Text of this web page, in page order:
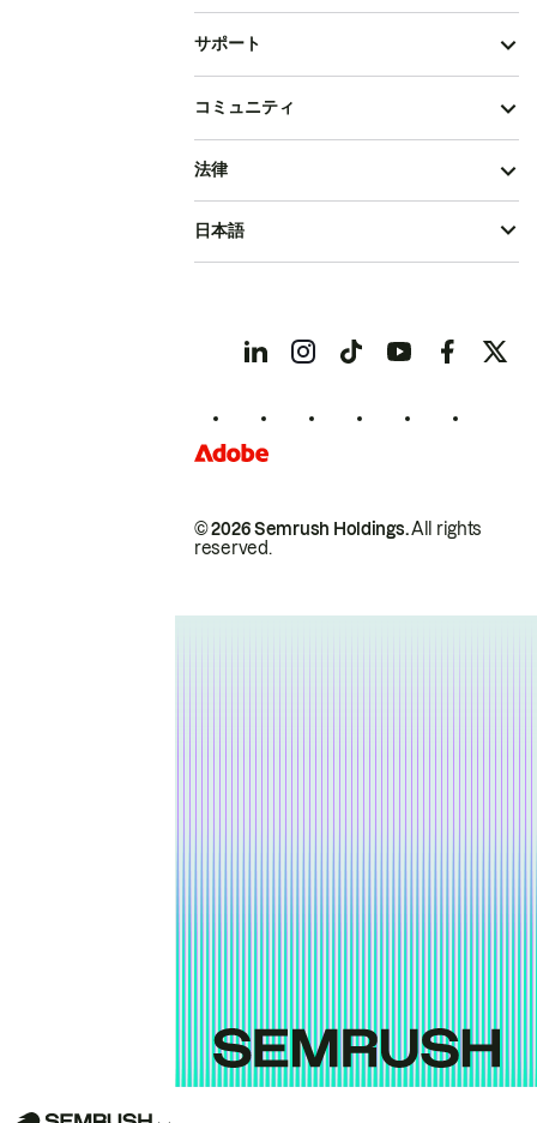
サポート
コミュニティ
© 2026 Semrush Holdings.All rights
reserved.
法律
日本語